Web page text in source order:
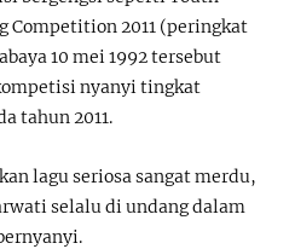
Competition 2011 (peringkat
10 mei 1992 tersebut
nyanyi tingkat
tahun 2011.
lagu seriosa sangat merdu,
selalu di undang dalam